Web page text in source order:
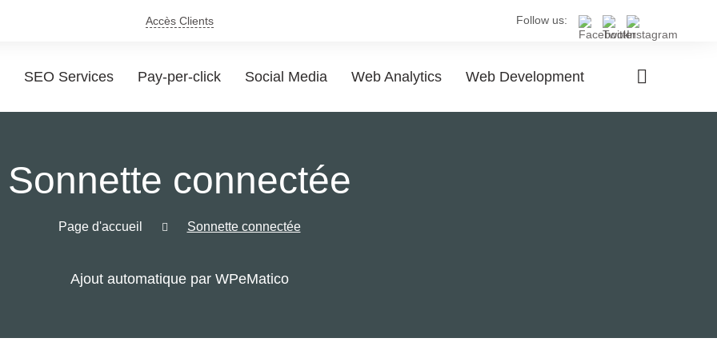
Accès Clients Follow us:
SEO Services Pay-per-click Social Media Web Analytics Web Development
Sonnette connectée
Page d'accueil Sonnette connectée
Ajout automatique par WPeMatico